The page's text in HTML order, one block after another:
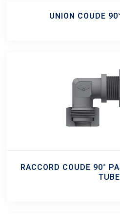
UNION COUDE
RACCORD COUDE 90°
TUBE